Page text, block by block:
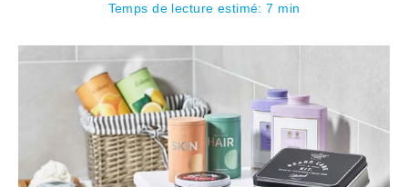
Temps de lecture estimé: 7 min